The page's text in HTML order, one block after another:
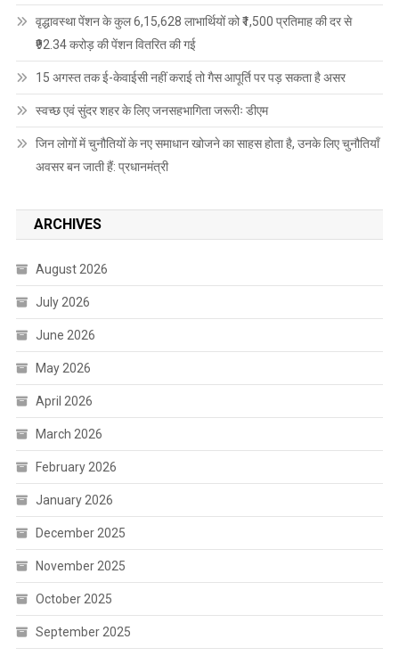
वृद्धावस्था पेंशन के कुल 6,15,628 लाभार्थियों को ₹1,500 प्रतिमाह की दर से
₹92.34 करोड़ की पेंशन वितरित की गई
15 अगस्त तक ई-केवाईसी नहीं कराई तो गैस आपूर्ति पर पड़ सकता है असर
स्वच्छ एवं सुंदर शहर के लिए जनसहभागिता जरूरीः डीएम
जिन लोगों में चुनौतियों के नए समाधान खोजने का साहस होता है, उनके लिए चुनौतियाँ
अवसर बन जाती हैं: प्रधानमंत्री
ARCHIVES
August 2026
July 2026
June 2026
May 2026
April 2026
March 2026
February 2026
January 2026
December 2025
November 2025
October 2025
September 2025